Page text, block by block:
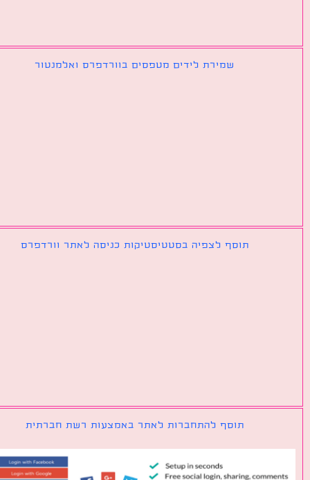
שמירת לידים מטפסים בוורדפרס ואלמנטור
תוסף לצפיה בסטטיסטיקות כניסה לאתר וורדפרס
תוסף להתחברות לאתר באמצעות רשת חברתית